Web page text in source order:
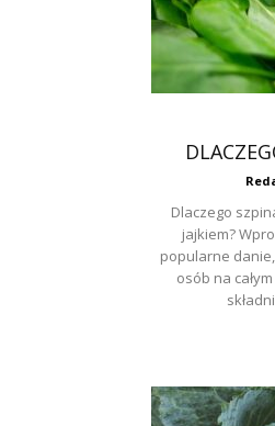
Dlaczego
jajkiem?
popularne
osób na